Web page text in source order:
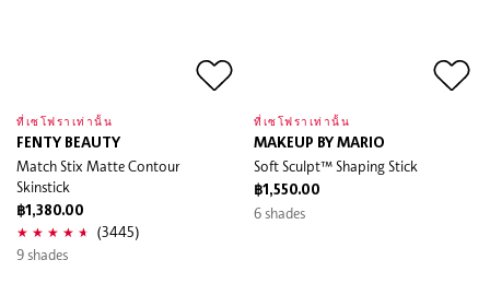
ที่เซโฟราเท่านั้น
FENTY BEAUTY
Match Stix Matte Contour
Skinstick
฿1,380.00
(3445)
9 shades
ที่เซโฟราเท่านั้น
MAKEUP BY MARIO
Soft Sculpt™ Shaping Stick
฿1,550.00
6 shades